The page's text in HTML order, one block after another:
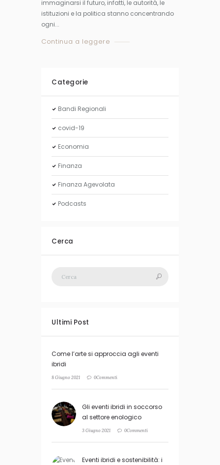
immaginarsi il futuro, infatti, le autorità, le
istituzioni e la politica stanno concentrando
ogni...
Continua a leggere
Categorie
Bandi Regionali
covid-19
Economia
Finanza
Finanza Agevolata
Podcasts
Cerca
Ultimi Post
Come l’arte si approccia agli eventi
ibridi
8 Giugno 2021 0Commenti
Gli eventi ibridi in soccorso
al settore enologico
3 Giugno 2021 0Commenti
Eventi ibridi e sostenibilità: i